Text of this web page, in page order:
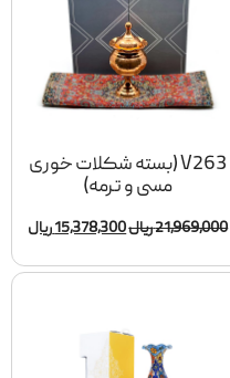
V263 (بسته شکلات خوری
مسی و ترمه)
21٫969٫000ریال15٫378٫300ریال